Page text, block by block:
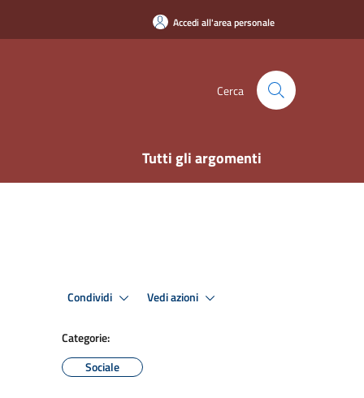
Accedi all'area personale
Cerca
Tutti gli argomenti
Condividi Vedi azioni
Categorie:
Sociale